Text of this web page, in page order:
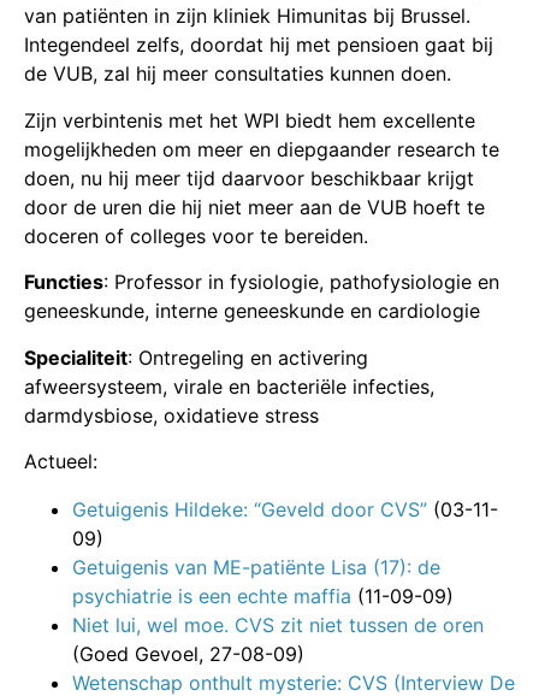
van patiënten in zijn kliniek Himunitas bij Brussel.
Integendeel zelfs, doordat hij met pensioen gaat bij
de VUB, zal hij meer consultaties kunnen doen.
Zijn verbintenis met het WPI biedt hem excellente
mogelijkheden om meer en diepgaander research te
doen, nu hij meer tijd daarvoor beschikbaar krijgt
door de uren die hij niet meer aan de VUB hoeft te
doceren of colleges voor te bereiden.
Functies: Professor in fysiologie, pathofysiologie en
geneeskunde, interne geneeskunde en cardiologie
Specialiteit: Ontregeling en activering
afweersysteem, virale en bacteriële infecties,
darmdysbiose, oxidatieve stress
Actueel:
Getuigenis Hildeke: “Geveld door CVS” (03-11-
09)
Getuigenis van ME-patiënte Lisa (17): de
psychiatrie is een echte maffia (11-09-09)
Niet lui, wel moe. CVS zit niet tussen de oren
(Goed Gevoel, 27-08-09)
Wetenschap onthult mysterie: CVS (Interview De